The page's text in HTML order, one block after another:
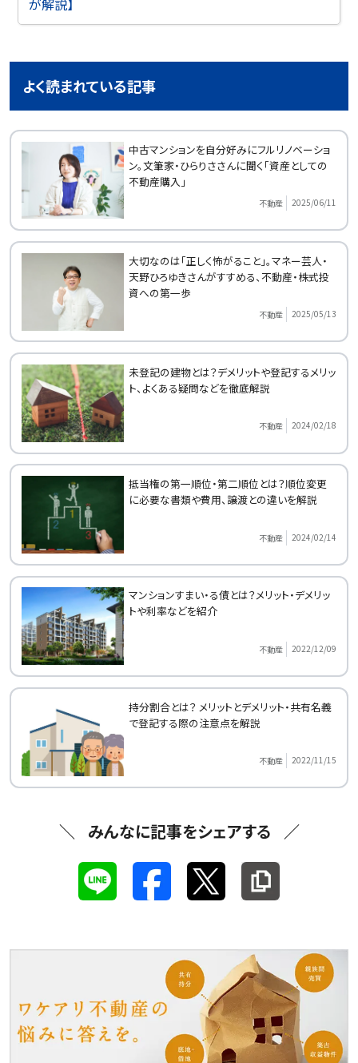
が解説】
よく読まれている記事
中古マンションを自分好みにフルリノベーショ
ン。文筆家・ひらりささんに聞く「資産としての
不動産購入」
不動産 2025/06/11
大切なのは「正しく怖がること」。マネー芸人・
天野ひろゆきさんがすすめる、不動産・株式投
資への第一歩
不動産 2025/05/13
未登記の建物とは？デメリットや登記するメリッ
ト、よくある疑問などを徹底解説
不動産 2024/02/18
抵当権の第一順位・第二順位とは？順位変更
に必要な書類や費用、譲渡との違いを解説
不動産 2024/02/14
マンションすまい・る債とは？メリット・デメリッ
トや利率などを紹介
不動産 2022/12/09
持分割合とは？ メリットとデメリット・共有名義
で登記する際の注意点を解説
不動産 2022/11/15
みんなに記事をシェアする